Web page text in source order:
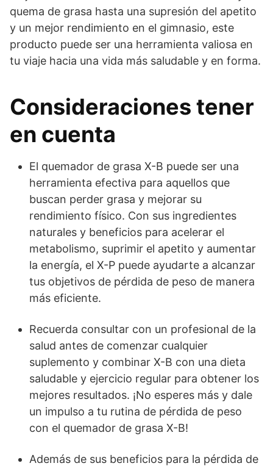
quema de grasa hasta una supresión del apetito
y un mejor rendimiento en el gimnasio, este
producto puede ser una herramienta valiosa en
tu viaje hacia una vida más saludable y en forma.
Consideraciones tener
en cuenta
El quemador de grasa X-B puede ser una
herramienta efectiva para aquellos que
buscan perder grasa y mejorar su
rendimiento físico. Con sus ingredientes
naturales y beneficios para acelerar el
metabolismo, suprimir el apetito y aumentar
la energía, el X-P puede ayudarte a alcanzar
tus objetivos de pérdida de peso de manera
más eficiente.
Recuerda consultar con un profesional de la
salud antes de comenzar cualquier
suplemento y combinar X-B con una dieta
saludable y ejercicio regular para obtener los
mejores resultados. ¡No esperes más y dale
un impulso a tu rutina de pérdida de peso
con el quemador de grasa X-B!
Además de sus beneficios para la pérdida de